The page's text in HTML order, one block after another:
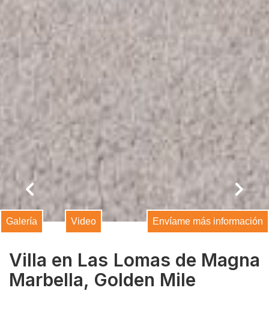
Video
Galería Envíame más información
Villa en Las Lomas de Magna
Marbella, Golden Mile